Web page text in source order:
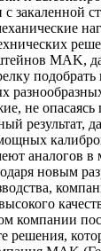
закаленной
MAK,
не опасаясь
результат,
аналогов в
новым
компании
решения,